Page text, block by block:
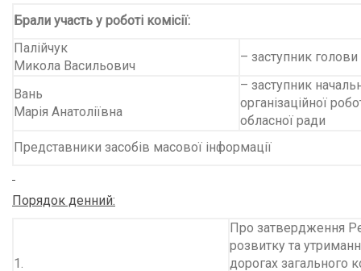
Брали участь у роботі комісії:
Палійчук
Микола Васильович
– заступник
Вань
Марія Анатоліївна
– заступник
організаційної
обласної ради
Представники засобів масової інформації
Порядок денний:
1.
Про затвердження
розвитку та
дорогах загального